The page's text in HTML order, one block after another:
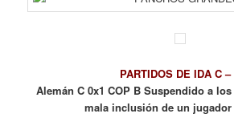
PARTIDOS DE IDA C –
Alemán C 0x1 COP B Suspendido a
mala inclusión de un jugador